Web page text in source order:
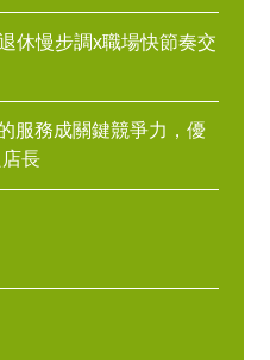
休慢步調x職場快節奏交
服務成關鍵競爭力，優
長